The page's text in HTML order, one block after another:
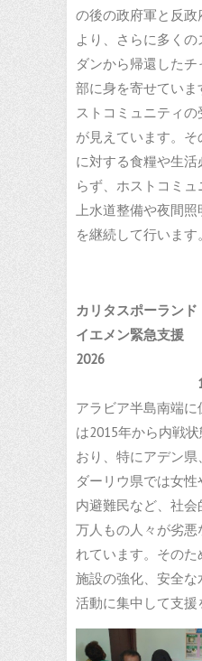
の後の政府軍と反
より、さらに多く
ダンから帰還した
部に身を寄せてい
ストコミュニティ
が見えています。
に対する食糧や生
らず、ホストコミュ
上水道整備や夜間
を継続して行います。
カリタスポーランド
イエメン緊急支援
アラビア半島南端
は2015年から内戦
おり、特にアデン
ダーリウ県では女
内避難民など、社
万人もの人々が劣悪
れています。その
施設の強化、安全
活動に集中して支援